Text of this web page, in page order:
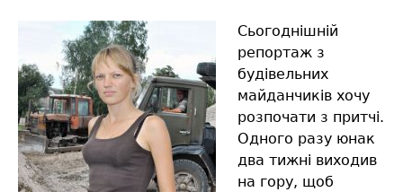
комфорт?
Сьогоднішній
репортаж з
будівельних
майданчиків хочу
розпочати з притчі.
Одного разу юнак
два тижні виходив
на гору, щоб